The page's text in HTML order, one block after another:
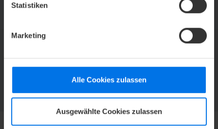
Statistiken
Marketing
Alle Cookies zulassen
Ausgewählte Cookies zulassen
ATLANTIC HOTELS NEWSLETTER